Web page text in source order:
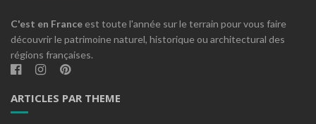
C'est en France est toute l'année sur le terrain pour vous faire
découvrir le patrimoine naturel, historique ou architectural des
régions françaises.
ARTICLES PAR THEME